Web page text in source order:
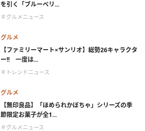
を引く「ブルーベリ...
＃グルメニュース
グルメ
【ファミリーマート×サンリオ】総勢26キャラクタ
ー!! 一度は...
＃トレンドニュース
グルメ
【無印良品】「ほめられかぼちゃ」シリーズの季
節限定お菓子が全1...
＃グルメニュース